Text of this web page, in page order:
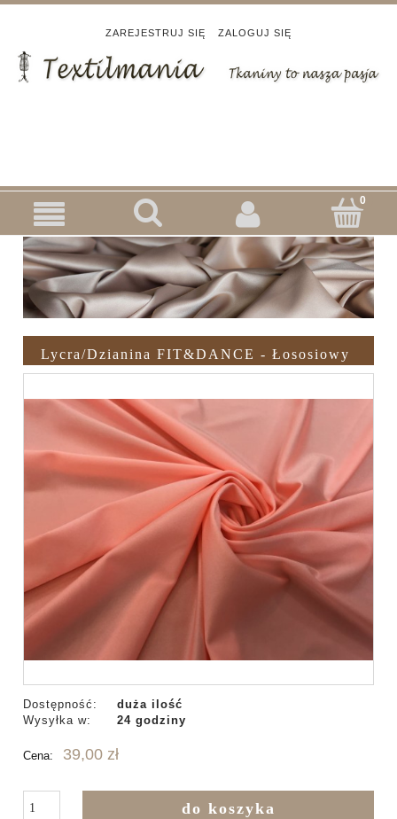
ZAREJESTRUJ SIĘ ZALOGUJ SIĘ
Lycra/dzianina FIT&DANCE - Łososiowy
Dostępność:
duża ilość
Wysyłka w:
24 godziny
Cena: 39,00 zł
do koszyka